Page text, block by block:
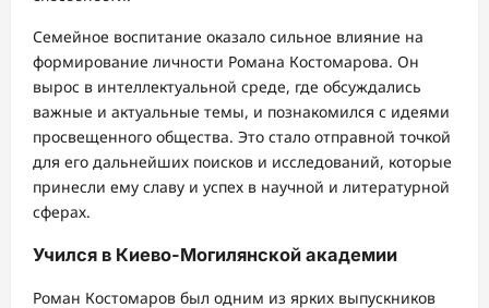
Семейное воспитание оказало сильное влияние на
формирование личности Романа Костомарова. Он
вырос в интеллектуальной среде, где обсуждались
важные и актуальные темы, и познакомился с идеями
просвещенного общества. Это стало отправной точкой
для его дальнейших поисков и исследований, которые
принесли ему славу и успех в научной и литературной
сферах.
Учился в Киево-Могилянской академии
Роман Костомаров был одним из ярких выпускников